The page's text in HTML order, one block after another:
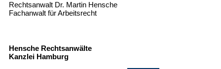
Rechtsanwalt Dr. Martin Hensche
Fachanwalt für Arbeitsrecht
Hensche Rechtsanwälte
Kanzlei Hamburg